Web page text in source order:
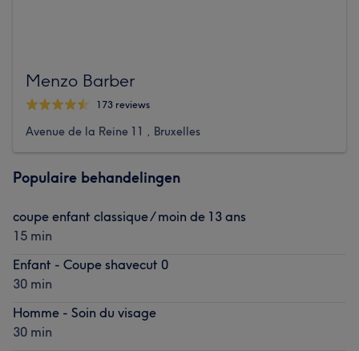
Menzo Barber
173 reviews
Avenue de la Reine 11 , Bruxelles
Populaire behandelingen
coupe enfant classique / moin de 13 ans
15 min
Enfant - Coupe shavecut 0
30 min
Homme - Soin du visage
30 min